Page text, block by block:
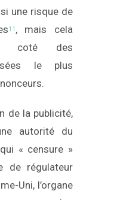
une risque de
11 , mais cela
coté des
le plus
de la publicité,
autorité du
« censure »
de régulateur
Uni, l’organe